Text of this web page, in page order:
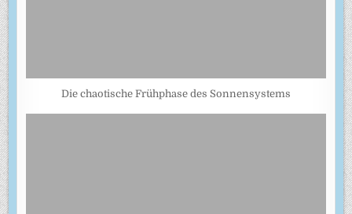
Die chaotische Frühphase des Sonnensystems